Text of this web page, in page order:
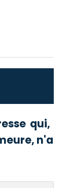
qui,
n'a